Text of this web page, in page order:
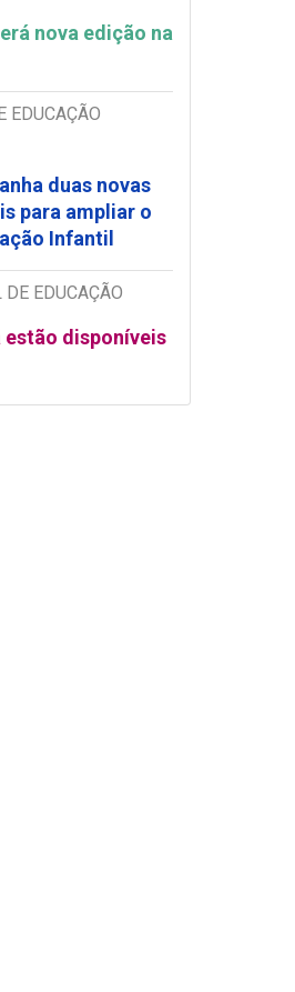
nova edição na
EDUCAÇÃO
duas novas
para ampliar o
Infantil
EDUCAÇÃO
estão disponíveis